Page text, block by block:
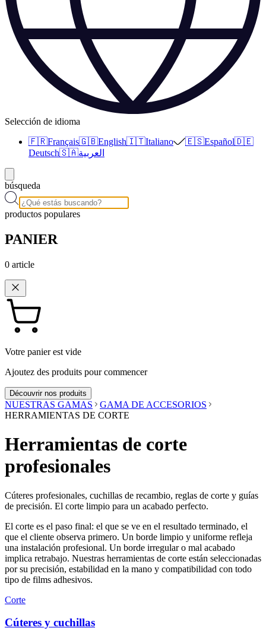
Selección de idioma
🇫🇷Français🇬🇧English🇮🇹Italiano 🇪🇸Español🇩🇪
Deutsch🇸🇦العربية
búsqueda
productos populares
PANIER
0 article
Votre panier est vide
Ajoutez des produits pour commencer
Découvrir nos produits
NUESTRAS GAMAS
GAMA DE ACCESORIOS
HERRAMIENTAS DE CORTE
Herramientas de corte
profesionales
Cúteres profesionales, cuchillas de recambio, reglas de corte y guías
de precisión. El corte limpio para un acabado perfecto.
El corte es el paso final: el que se ve en el resultado terminado, el
que el cliente observa primero. Un borde limpio y uniforme refleja
una instalación profesional. Un borde irregular o mal acabado
implica retrabajo. Nuestras herramientas de corte están seleccionadas
por su precisión, estabilidad en la mano y compatibilidad con todo
tipo de films adhesivos.
Corte
Cúteres y cuchillas